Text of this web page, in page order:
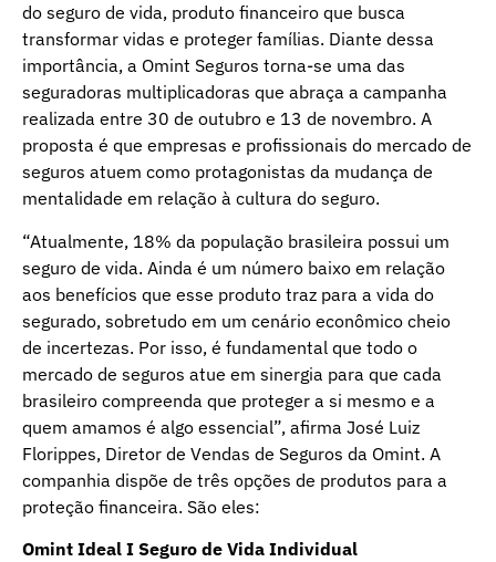
do seguro de vida, produto financeiro que busca
transformar vidas e proteger famílias. Diante dessa
importância, a Omint Seguros torna-se uma das
seguradoras multiplicadoras que abraça a campanha
realizada entre 30 de outubro e 13 de novembro. A
proposta é que empresas e profissionais do mercado de
seguros atuem como protagonistas da mudança de
mentalidade em relação à cultura do seguro.
“Atualmente, 18% da população brasileira possui um
seguro de vida. Ainda é um número baixo em relação
aos benefícios que esse produto traz para a vida do
segurado, sobretudo em um cenário econômico cheio
de incertezas. Por isso, é fundamental que todo o
mercado de seguros atue em sinergia para que cada
brasileiro compreenda que proteger a si mesmo e a
quem amamos é algo essencial”, afirma José Luiz
Florippes, Diretor de Vendas de Seguros da Omint. A
companhia dispõe de três opções de produtos para a
proteção financeira. São eles:
Omint Ideal I Seguro de Vida Individual